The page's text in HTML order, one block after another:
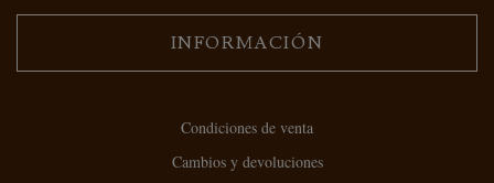
INFORMACIÓN
Condiciones de venta
Cambios y devoluciones